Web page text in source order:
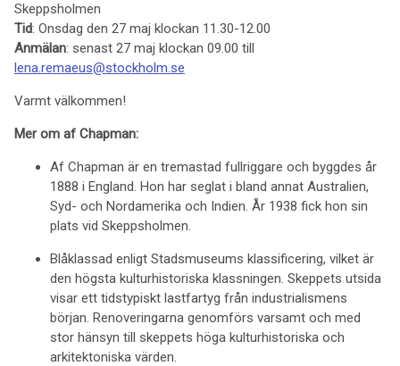
Skeppsholmen
Tid: Onsdag den 27 maj klockan 11.30-12.00
Anmälan: senast 27 maj klockan 09.00 till
lena.remaeus@stockholm.se
Varmt välkommen!
Mer om af Chapman:
Af Chapman är en tremastad fullriggare och byggdes år
1888 i England. Hon har seglat i bland annat Australien,
Syd- och Nordamerika och Indien. År 1938 fick hon sin
plats vid Skeppsholmen.
Blåklassad enligt Stadsmuseums klassificering, vilket är
den högsta kulturhistoriska klassningen. Skeppets utsida
visar ett tidstypiskt lastfartyg från industrialismens
början. Renoveringarna genomförs varsamt och med
stor hänsyn till skeppets höga kulturhistoriska och
arkitektoniska värden.